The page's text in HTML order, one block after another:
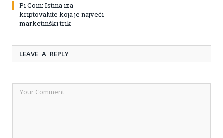
Pi Coin: Istina iza
kriptovalute koja je najveći
marketinški trik
LEAVE A REPLY